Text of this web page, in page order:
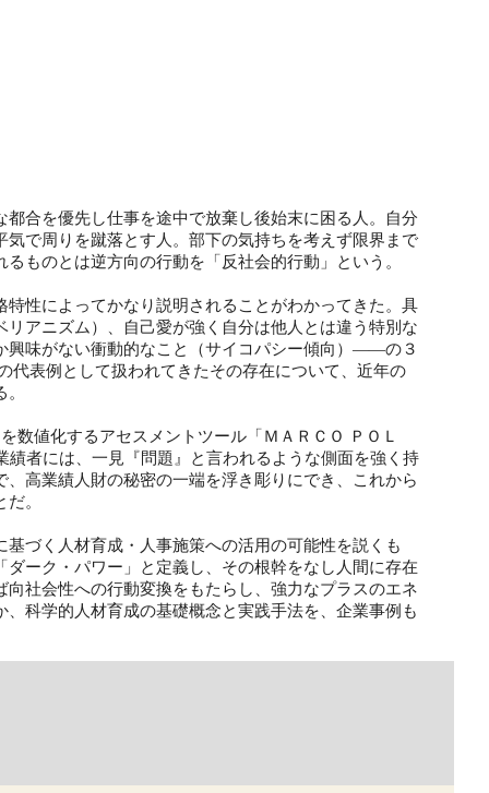
合を優先し仕事を途中で放棄し後始末に困る人。自分
で周りを蹴落とす人。部下の気持ちを考えず限界まで
ものとは逆方向の行動を「反社会的行動」という。
性によってかなり説明されることがわかってきた。具
アニズム）、自己愛が強く自分は他人とは違う特別な
興味がない衝動的なこと（サイコパシー傾向）――の３
代表例として扱われてきたその存在について、近年の
数値化するアセスメントツール「ＭＡＲＣＯ ＰＯＬ
者には、一見『問題』と言われるような側面を強く持
高業績人財の秘密の一端を浮き彫りにでき、これから
。
づく人材育成・人事施策への活用の可能性を説くも
ーク・パワー」と定義し、その根幹をなし人間に存在
社会性への行動変換をもたらし、強力なプラスのエネ
科学的人材育成の基礎概念と実践手法を、企業事例も